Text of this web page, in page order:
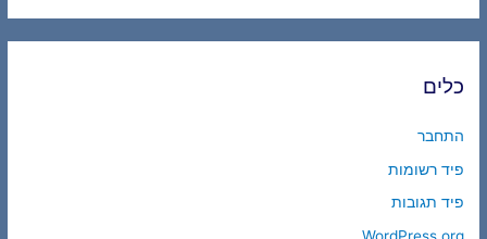
כלים
התחבר
פיד רשומות
פיד תגובות
WordPress.org